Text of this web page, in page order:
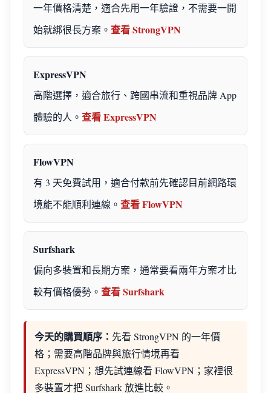
一年價格清楚，適合先用一年驗證，不需要一開
始就綁很長方案。 查看 StrongVPN
ExpressVPN
高階選擇，適合旅行、跨國串流和重視品牌 App
體驗的人。 查看 ExpressVPN
FlowVPN
有 3 天免費試用，適合付款前先確認目前網路環
境能不能順利連線。 查看 FlowVPN
Surfshark
偏向多裝置和長期方案，通常要看兩年方案才比
較有價格優勢。 查看 Surfshark
今天的購買順序： 先看 StrongVPN 的一年價
格；需要高階品牌與旅行情境再看
ExpressVPN；想先試連線看 FlowVPN；家裡很
多裝置才把 Surfshark 放進比較。